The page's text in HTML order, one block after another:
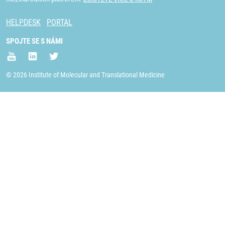
HELPDESK PORTAL
SPOJTE SE S NÁMI
© 2026 Institute of Molecular and Translational Medicine